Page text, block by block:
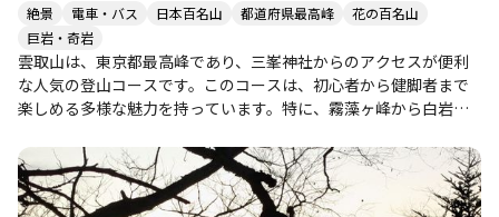
絶景 電車・バス 日本百名山 都道府県最高峰
花の百名山
巨岩・奇岩
雲取山は、東京都最高峰であり、三峯神社からのアクセスが便利
な人気の登山コースです。このコースは、初心者から健脚者まで
楽しめる多様な魅力を持っています。特に、霧藻ヶ峰から白岩山
その分達成感もひとしおです。 登山者たちの体験談によると、特
に冬季は残雪やアイスバーンが多く、チェーンスパイクの装着が
必須となることが多いです。雪道を歩く際は注意が必要ですが、